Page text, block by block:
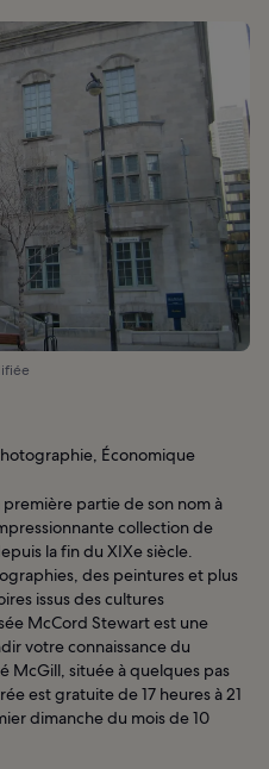
Économique
partie de son nom à
collection de
la fin du XIXe siècle.
des peintures et plus
issus des cultures
McCord Stewart est une
votre connaissance du
McGill, située à quelques pas
est gratuite de 17 heures à 21
dimanche du mois de 10